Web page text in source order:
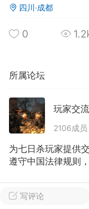
大人
Lv.8
作弊模组的发布规范
环境，中文网特此发
模组的发布行为：1.
汉
72
大人
Lv.8
写评论
四川·成都
0
所属论坛
玩家交流
2106成员
为七日杀玩家提供
遵守中国法律规则
全部 0